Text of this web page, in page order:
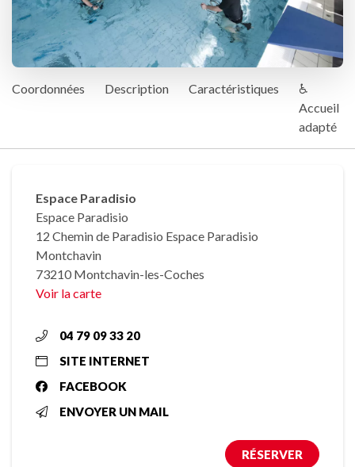
Coordonnées Description Caractéristiques
♿
Accueil
adapté
Espace Paradisio
Espace Paradisio
12 Chemin de Paradisio Espace Paradisio
Montchavin
73210 Montchavin-les-Coches
Voir la carte
04 79 09 33 20
SITE INTERNET
FACEBOOK
ENVOYER UN MAIL
RÉSERVER